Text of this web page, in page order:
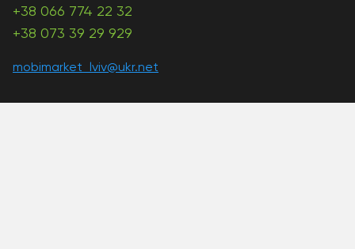
+38 066 774 22 32
+38 073 39 29 929
mobimarket_lviv@ukr.net